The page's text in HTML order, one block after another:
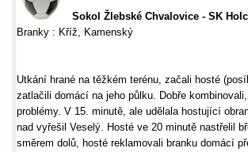
Sokol Žlebské Chvalovice - SK
Branky : Kříž, Kamenský
Utkání hrané na těžkém terénu, začali hosté
zatlačili domácí na jeho půlku. Dobře
problémy. V 15. minutě, ale udělala hostující
nad vyřešil Veselý. Hosté ve 20 minutě nastřelil
směrem dolů, hosté reklamovali branku domácí